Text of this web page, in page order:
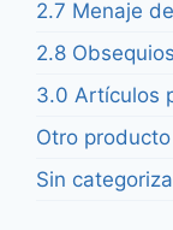
2.7 Menaje
2.8
3.0 Artículos
Otro producto
Sin